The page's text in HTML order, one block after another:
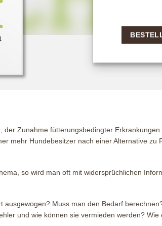
Zunahme fütterungsbedingter
mehr Hundebesitzer nach einer Alternative
so wird man oft mit widersprüchlichen
ausgewogen? Muss man den Bedarf
und wie können sie vermieden werden?